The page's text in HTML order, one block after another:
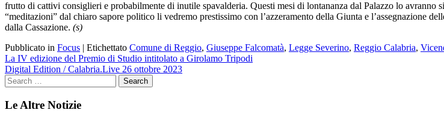
frutto di cattivi consiglieri e probabilmente di inutile spavalderia. Questi mesi di lontananza dal Palazzo lo avranno
“meditazioni” dal chiaro sapore politico li vedremo prestissimo con l’azzeramento della Giunta e l’assegnazione
dalla Cassazione. (s)
Pubblicato in Focus | Etichettato Comune di Reggio, Giuseppe Falcomatà, Legge Severino, Reggio Calabria,
Navigazione
articoli
La IV edizione del Premio di Studio intitolato a Girolamo Tripodi
Digital Edition / Calabria.Live 26 ottobre 2023
Le Altre Notizie